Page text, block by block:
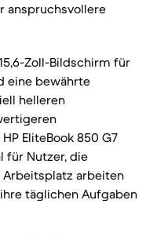
anspruchsvollere
Zoll-Bildschirm für
eine bewährte
helleren
EliteBook 850 G7
für Nutzer, die
arbeiten
täglichen Aufgaben